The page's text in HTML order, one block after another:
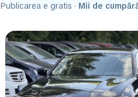
Publicarea e gratis · Mii de